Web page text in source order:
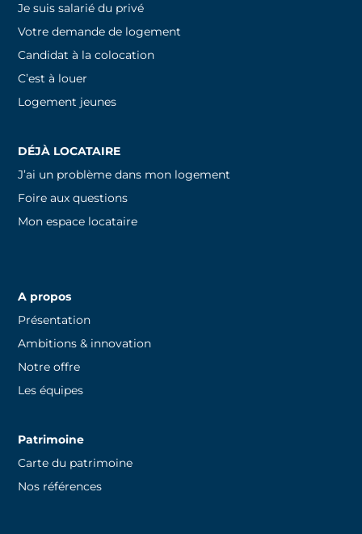
Je suis salarié du privé
Votre demande de logement
Candidat à la colocation
C’est à louer
Logement jeunes
DÉJÀ LOCATAIRE
J’ai un problème dans mon logement
Foire aux questions
Mon espace locataire
A propos
Présentation
Ambitions & innovation
Notre offre
Les équipes
Patrimoine
Carte du patrimoine
Nos références